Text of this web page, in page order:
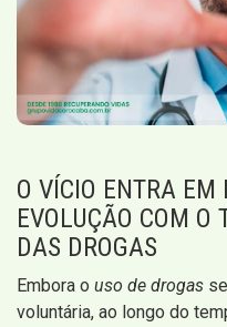
O VÍCIO ENTRA EM
EVOLUÇÃO COM O
DAS DROGAS
Embora o uso de drogas
voluntária, ao longo do